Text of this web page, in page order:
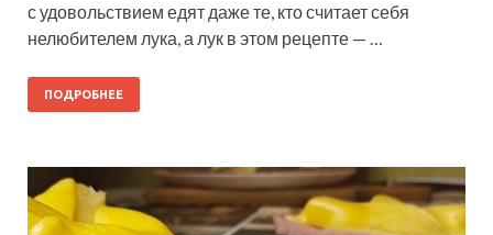
с удовольствием едят даже те, кто считает себя
нелюбителем лука, а лук в этом рецепте — …
ПОДРОБНЕЕ